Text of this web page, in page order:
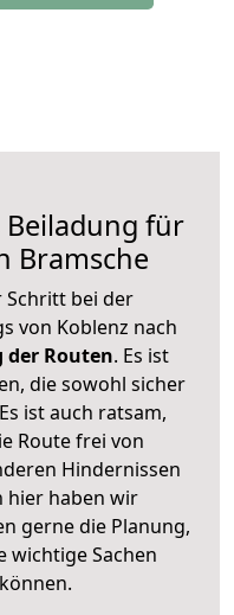
für
Bramsche
bei der
von Koblenz nach
Routen. Es ist
die sowohl sicher
ist auch ratsam,
Route frei von
Hindernissen
hier haben wir
gerne die Planung,
wichtige Sachen